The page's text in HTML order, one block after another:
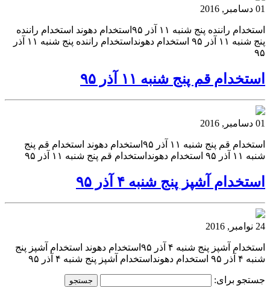
01 دسامبر, 2016
استخدام راننده پنج شنبه ۱۱ آذر ۹۵استخدام دهوند استخدام راننده
پنج شنبه ۱۱ آذر ۹۵ استخدام دهونداستخدام راننده پنج شنبه ۱۱ آذر
۹۵
استخدام قم پنج شنبه ۱۱ آذر ۹۵
01 دسامبر, 2016
استخدام قم پنج شنبه ۱۱ آذر ۹۵استخدام دهوند استخدام قم پنج
شنبه ۱۱ آذر ۹۵ استخدام دهونداستخدام قم پنج شنبه ۱۱ آذر ۹۵
استخدام آشپز پنج شنبه ۴ آذر ۹۵
24 نوامبر, 2016
استخدام آشپز پنج شنبه ۴ آذر ۹۵استخدام دهوند استخدام آشپز پنج
شنبه ۴ آذر ۹۵ استخدام دهونداستخدام آشپز پنج شنبه ۴ آذر ۹۵
جستجو برای: